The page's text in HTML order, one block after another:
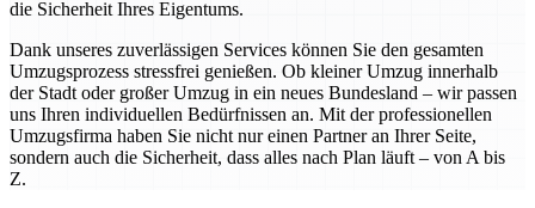
die Sicherheit Ihres Eigentums.
Dank unseres zuverlässigen Services können Sie den gesamten
Umzugsprozess stressfrei genießen. Ob kleiner Umzug innerhalb
der Stadt oder großer Umzug in ein neues Bundesland – wir passen
uns Ihren individuellen Bedürfnissen an. Mit der professionellen
Umzugsfirma haben Sie nicht nur einen Partner an Ihrer Seite,
sondern auch die Sicherheit, dass alles nach Plan läuft – von A bis
Z.